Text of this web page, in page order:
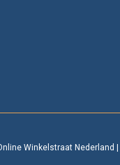
Winkelstraat Nederland |